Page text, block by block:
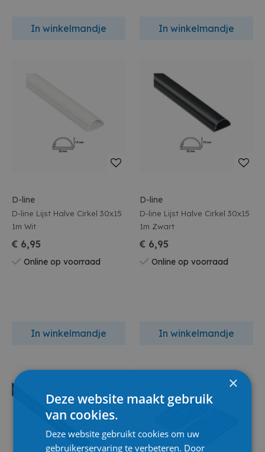
In winkelmandje In winkelmandje
D-line
D-line Lijst Halve Cirkel 30x15
1m Wit
€ 6,95
Online op voorraad
In winkelmandje
D-line
D-line Lijst Halve Cirkel 30x15
1m Zwart
€ 6,95
Online op voorraad
In winkelmandje
×
Deze website maakt gebruik
van cookies.
Deze website gebruikt cookies om uw
gebruikerservaring te verbeteren. Door